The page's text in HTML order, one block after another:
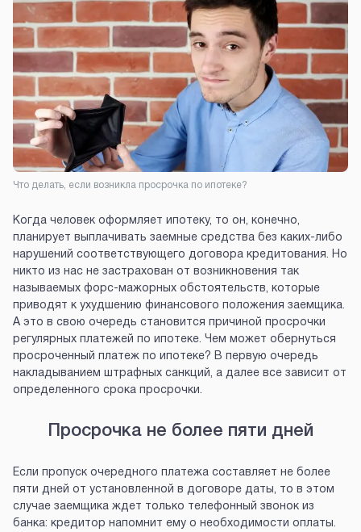
Что делать, если возникла просрочка по ипотеке?
Когда человек оформляет ипотеку, то он, конечно,
планирует выплачивать заемные средства без каких-либо
нарушений соответствующего договора кредитования. Но
никто из нас не застрахован от возникновения так
называемых форс-мажорных обстоятельств, которые
приводят к ухудшению финансового положения заемщика.
А это в свою очередь становится причиной просрочки
регулярных платежей по ипотеке. Чем может обернуться
просроченный платеж по ипотеке? В первую очередь
накладыванием штрафных санкций, а далее все зависит от
определенного срока просрочки.
Просрочка не более пяти дней
Если пропуск очередного платежа составляет не более
пяти дней от установленной в договоре даты, то в этом
случае заемщика ждет только телефонный звонок из
банка: кредитор напомнит ему о необходимости оплаты.